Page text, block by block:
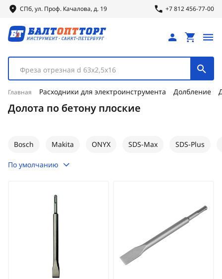
СПб, ул. Проф. Качалова, д. 19 +7 812 456-77-00
Фреза отрезная d 63х2,5х16
Главная Расходники для электроинструмента Долбление
Долота по бетону плоские
Bosch Makita ONYX SDS-Max SDS-Plus
По умолчанию